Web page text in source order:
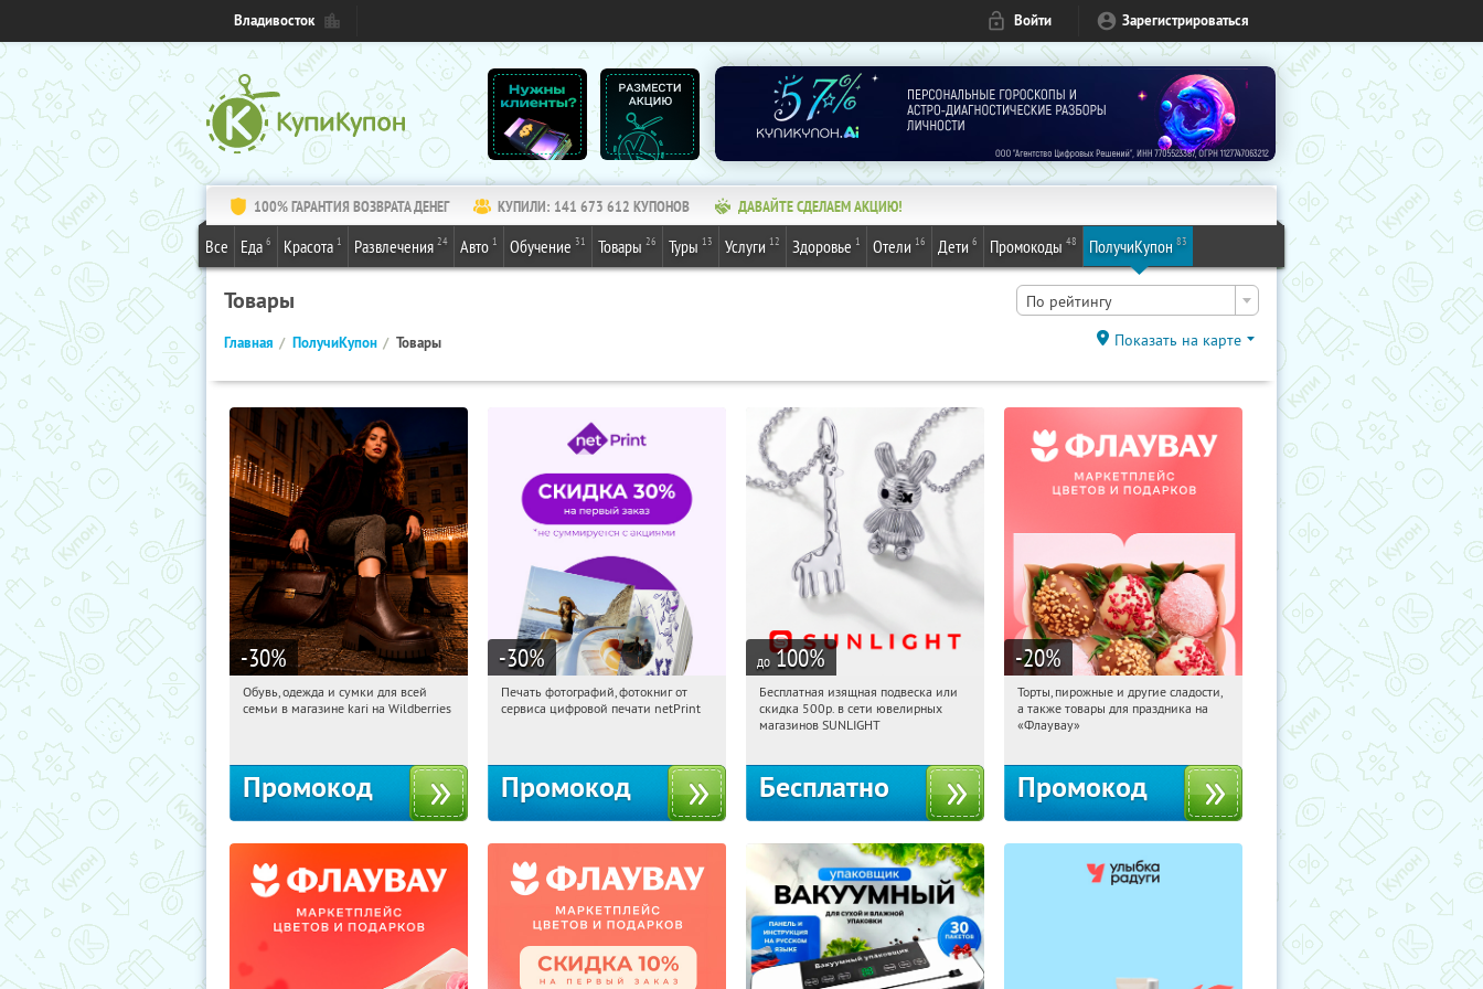
Владивосток Войти Зарегистрироваться
100% ГАРАНТИЯ ВОЗВРАТА ДЕНЕГ КУПИЛИ: 141 673 612 КУПОНОВ ДАВАЙТЕ СДЕЛАЕМ АКЦИЮ!
Все Еда 6 Красота 1 Развлечения 24 Авто 1 Обучение 31 Товары 26 Туры 13 Услуги 12 Здоровье 1 Отели 16 Дети 6 Промокоды 48 ПолучиКупон 83
Товары По рейтингу
Главная ПолучиКупон Товары Показать на карте
-30%
07:26:15 Получили:
Обувь, одежда и сумки для всей
семьи в магазине kari на Wildberries
Промокод
-30%
07:26:15 Получили:
Печать фотографий, фотокниг от
сервиса цифровой печати netPrint
Промокод
до 100%
07:26:15 Получили:
Россия
Бесплатная изящная подвеска или
скидка 500р. в сети ювелирных
магазинов SUNLIGHT
Бесплатно
-20%
07:26:15 Получили:
Россия
Торты, пирожные и другие сладости,
а также товары для праздника на
«Флаувау»
Промокод